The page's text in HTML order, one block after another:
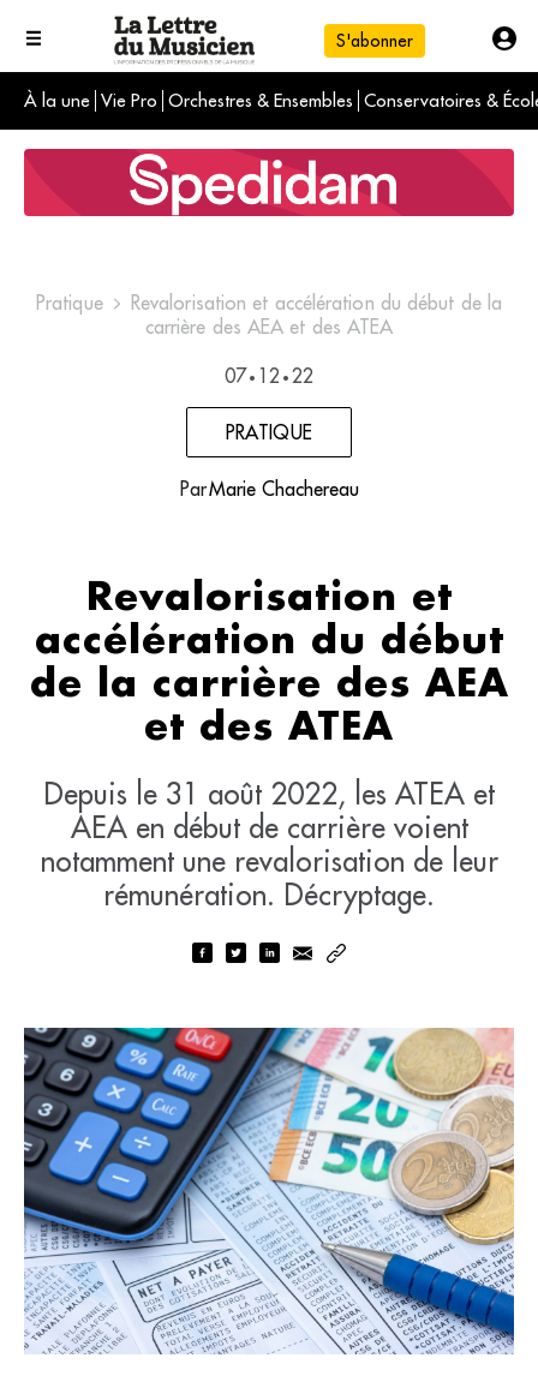
S'abonner
À la une Vie Pro Orchestres & Ensembles Conservatoires &
L'info du jour
Le numéro du mois
International
Pratique
Revalorisation et accélération du début de la
carrière des AEA et des ATEA
07 • 12 • 22
PRATIQUE
ParMarie Chachereau
Revalorisation et
accélération du début
de la carrière des AEA
et des ATEA
Depuis le 31 août 2022, les ATEA et
AEA en début de carrière voient
notamment une revalorisation de leur
rémunération. Décryptage.